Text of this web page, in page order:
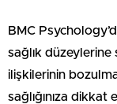
BMC
sağlık
ilişkilerinin
sağlığınıza